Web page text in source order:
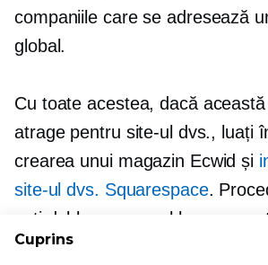
companiile care se adresează
global.
Cu toate acestea, dacă
atrage pentru site-ul dvs., luați
crearea unui magazin Ecwid și
site-ul dvs. Squarespace.
veți debloca accesul la gama
de plată acceptate de Ecwid,
Cuprins